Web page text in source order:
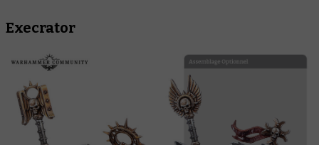
Execrator